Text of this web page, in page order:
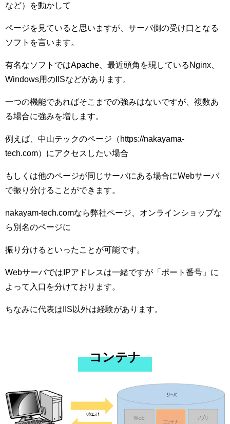
など）を動かして
ページを見ていると思いますが、サーバ側の受け口となる
ソフトを言います。
有名なソフトではApache、最近頭角を現しているNginx、
Windows用のIISなどがあります。
一つの機能であればそこまでの強みはないですが、複数あ
る場合に強みを増します。
例えば、中山テックのページ（https://nakayama-
tech.com）にアクセスしたい場合
もしくは他のページが同じサーバにある場合にWebサーバ
で振り分けることができます。
nakayam-tech.comなら弊社ページ、オンラインショップな
ら別名のページに
振り分けるといったことが可能です。
WebサーバではIPアドレスは一緒ですが「ポート番号」に
よって入口を分けております。
ちなみに代表はIIS以外は経験があります。
コンテナ